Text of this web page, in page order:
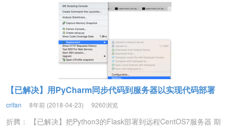
【已解决】用PyCharm同步代码到服务器以实现代码部署
crifan 8年前 (2018-04-23) 9260浏览
折腾： 【已解决】把Python3的Flask部署到远程CentOS7服务器 期